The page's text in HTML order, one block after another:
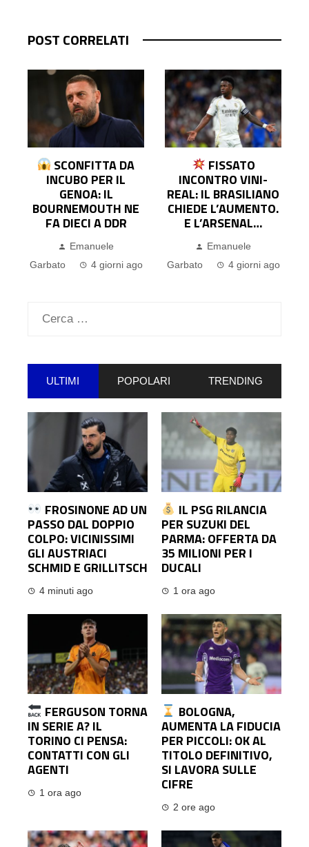
POST CORRELATI
SCONFITTA DA
INCUBO PER IL
GENOA: IL
BOURNEMOUTH NE
FA DIECI A DDR
Emanuele
Garbato
4 giorni ago
FISSATO
INCONTRO VINI-
REAL: IL BRASILIANO
CHIEDE L’AUMENTO.
E L’ARSENAL…
Emanuele
Garbato
4 giorni ago
Ricerca
ULTIMI POPOLARI TRENDING
FROSINONE AD UN
PASSO DAL DOPPIO
COLPO: VICINISSIMI
GLI AUSTRIACI
SCHMID E GRILLITSCH
4 minuti ago
IL PSG RILANCIA
PER SUZUKI DEL
PARMA: OFFERTA DA
35 MILIONI PER I
DUCALI
1 ora ago
FERGUSON TORNA
IN SERIE A? IL
TORINO CI PENSA:
CONTATTI CON GLI
AGENTI
1 ora ago
BOLOGNA,
AUMENTA LA FIDUCIA
PER PICCOLI: OK AL
TITOLO DEFINITIVO,
SI LAVORA SULLE
CIFRE
2 ore ago